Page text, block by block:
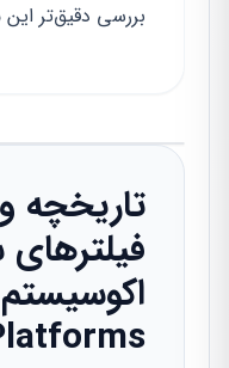
بررسی دقیق‌تر این
تاریخچه